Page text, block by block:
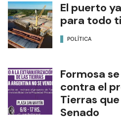
El puerto
para todo
POLÍTICA
Formosa
contra el
Tierras
Senado